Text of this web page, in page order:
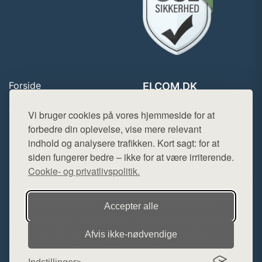
Vi bruger cookies på vores hjemmeside for at
forbedre din oplevelse, vise mere relevant
indhold og analysere trafikken. Kort sagt: for at
siden fungerer bedre – ikke for at være irriterende.
Cookie- og privatlivspolitik.
Accepter alle
Afvis ikke‑nødvendige
Forside
Top Rabatter
Blog
Kontakt
ELCOM.DK
Mail: hej@want.dk
Cookie- og privatlivspolitik
Denne side er en del af want.dk, der udgiver en række
hjemmesider med præsentation af forskellige produkter fra
diverse webshops. Der sælges ikke varer fra denne side - vi
varerne på lager.